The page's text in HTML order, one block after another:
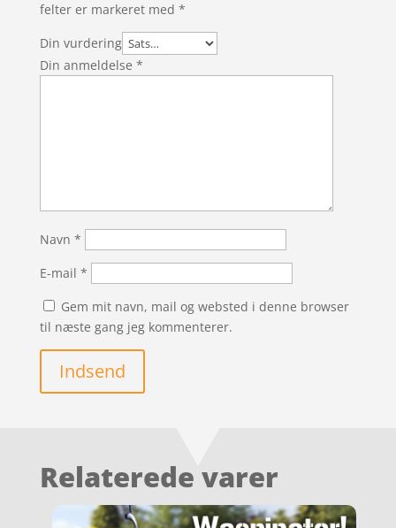
felter er markeret med *
Din vurdering
Din anmeldelse *
Navn *
E-mail *
Gem mit navn, mail og websted i denne browser
til næste gang jeg kommenterer.
Indsend
Relaterede varer